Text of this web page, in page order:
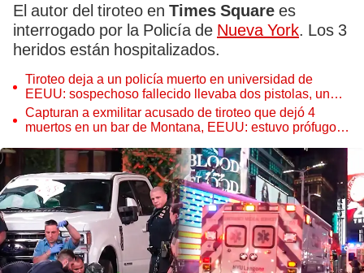
El autor del tiroteo en Times Square es
interrogado por la Policía de Nueva York. Los 3
heridos están hospitalizados.
Tiroteo deja a un policía muerto en universidad de
EEUU: sospechoso fallecido llevaba dos pistolas, un
rifle y una escopeta
Capturan a exmilitar acusado de tiroteo que dejó 4
muertos en un bar de Montana, EEUU: estuvo prófugo